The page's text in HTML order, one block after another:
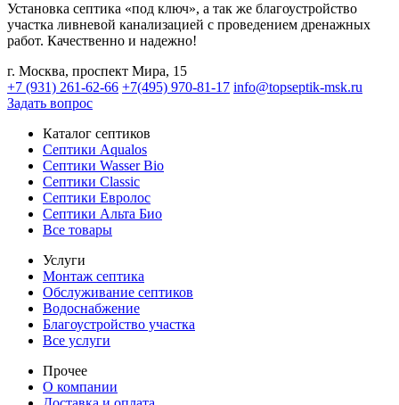
Установка септика «под ключ», а так же благоустройство
участка ливневой канализацией с проведением дренажных
работ. Качественно и надежно!
г. Москва, проспект Мира, 15
+7 (931) 261-62-66 +7(495) 970-81-17 info@topseptik-msk.ru
Задать вопрос
Каталог септиков
Септики Aqualos
Септики Wasser Bio
Септики Classic
Септики Евролос
Септики Альта Био
Все товары
Услуги
Монтаж септика
Обслуживание септиков
Водоснабжение
Благоустройство участка
Все услуги
Прочее
О компании